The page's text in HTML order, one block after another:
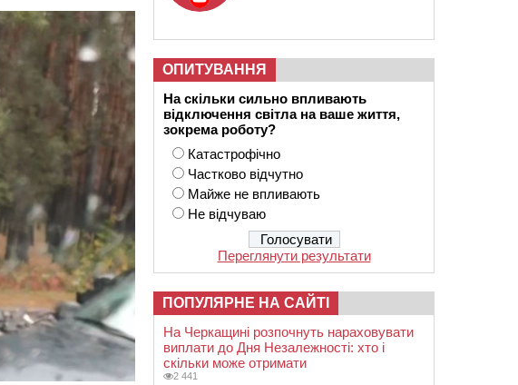
ОПИТУВАННЯ
На скільки сильно впливають
відключення світла на ваше життя,
зокрема роботу?
Катастрофічно
Частково відчутно
Майже не впливають
Не відчуваю
Переглянути результати
ПОПУЛЯРНЕ НА САЙТІ
На Черкащині розпочнуть нараховувати
виплати до Дня Незалежності: хто і
скільки може отримати
2 441